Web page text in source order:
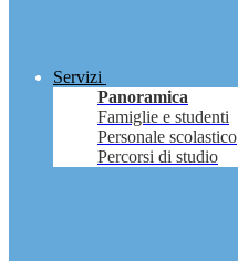
Servizi
Panoramica
Famiglie e studenti
Personale scolastico
Percorsi di studio